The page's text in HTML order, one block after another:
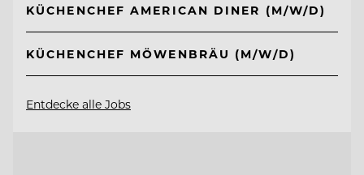
KÜCHENCHEF AMERICAN DINER (M/W/D)
KÜCHENCHEF MÖWENBRÄU (M/W/D)
Entdecke alle Jobs